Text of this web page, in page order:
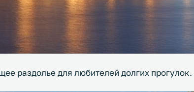
раздолье для любителей долгих прогулок.